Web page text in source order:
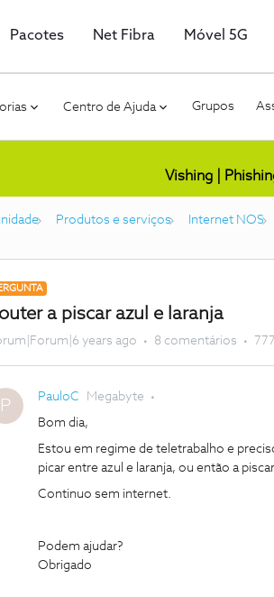
Pacotes Net Fibra Móvel 5G
Centro de Ajuda Grupos
Vishing |
Produtos e serviços Internet NOS
a piscar azul e laranja
years ago 8 comentários
P PauloC Megabyte
Bom dia,
Estou em regime de teletrabalho e
picar entre azul e laranja, ou então a
Continuo sem internet.
Podem ajudar?
Obrigado